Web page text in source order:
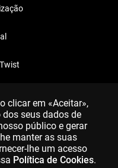
clicar em «Aceitar»,
seus dados de
público e gerar
manter as suas
lhe um acesso
Política de Cookies.